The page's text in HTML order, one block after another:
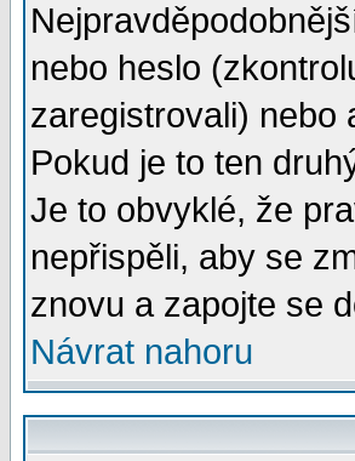
nebo heslo
zaregistrovali) nebo
Pokud je to ten
Je to obvyklé, že
nepřispěli, aby se
znovu a zapojte se
Návrat nahoru